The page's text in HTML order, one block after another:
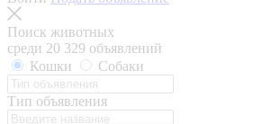
Поиск животных
среди 20 329 объявлений
Кошки
Собаки
Тип объявления